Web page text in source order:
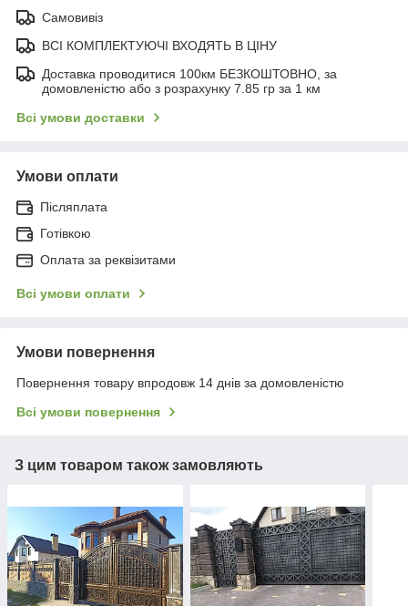
Самовивіз
ВСІ КОМПЛЕКТУЮЧІ ВХОДЯТЬ В ЦІНУ
Доставка проводитися 100км БЕЗКОШТОВНО, за
домовленістю або з розрахунку 7.85 гр за 1 км
Всі умови доставки
Умови оплати
Післяплата
Готівкою
Оплата за реквізитами
Всі умови оплати
Умови повернення
Повернення товару впродовж 14 днів за домовленістю
Всі умови повернення
З цим товаром також замовляють